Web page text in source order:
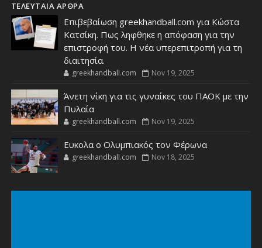
ΤΕΛΕΥΤΑΙΑ ΑΡΘΡΑ
Επιβεβαίωση greekhandball.com για Κώστα
Κατσίκη. Πως ληφθηκε η απόφαση για την
επιστροφή του. Η νέα υπερεπιτροπή για τη
διαιτησία.
greekhandball.com Nov 19, 2025
Άνετη νίκη για τις γυναίκες του ΠΑΟΚ με την
Πυλαία
greekhandball.com Nov 19, 2025
Ευκολα ο Ολυμπιακός τον Φέρωνα
greekhandball.com Nov 18, 2025